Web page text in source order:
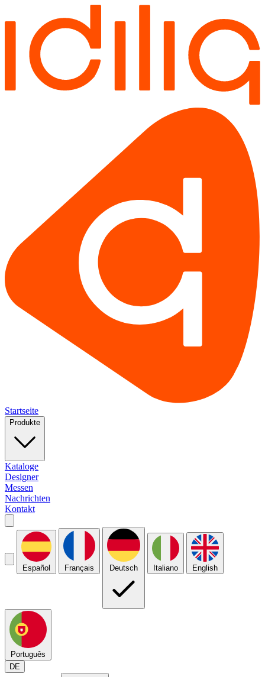
Startseite
Produkte
Kataloge
Designer
Messen
Nachrichten
Kontakt
Español Français Deutsch Italiano English
Português
DE